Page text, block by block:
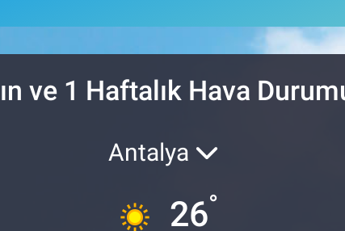
ve 1 Haftalık Hava
Antalya
26°